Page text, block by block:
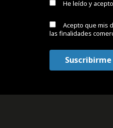
He leído y
Acepto que mis
las finalidades